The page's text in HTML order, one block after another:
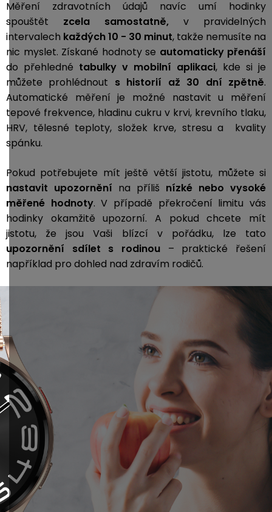
Měření zdravotních údajů navíc umí hodinky
spouštět zcela samostatně, v pravidelných
intervalech každých 10 - 30 minut, takže nemusíte na
nic myslet. Získané hodnoty se automaticky přenáší
do přehledné tabulky v mobilní aplikaci, kde si je
můžete prohlédnout s historií až 30 dní zpětně.
Automatické měření je možné nastavit u měření
tepové frekvence, hladinu cukru v krvi, krevního tlaku,
HRV, tělesné teploty, složek krve, stresu a kvality
spánku.
Pokud potřebujete mít ještě větší jistotu, můžete si
nastavit upozornění na příliš nízké nebo vysoké
měřené hodnoty. V případě překročení limitu vás
hodinky okamžitě upozorní. A pokud chcete mít
jistotu, že jsou Vaši blízcí v pořádku, lze tato
upozornění sdílet s rodinou – praktické řešení
například pro dohled nad zdravím rodičů.